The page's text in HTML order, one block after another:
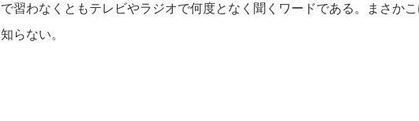
で習わなくともテレビやラジオで何度となく聞くワードである。まさか
知らない。